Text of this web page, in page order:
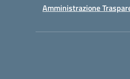
Amministrazione